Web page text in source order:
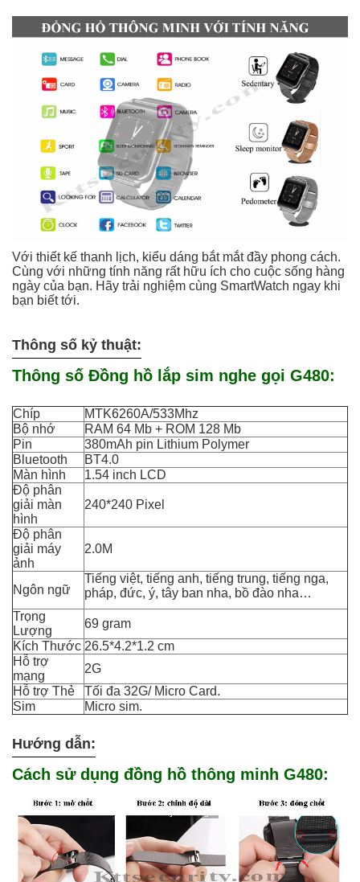
Với thiết kế thanh lịch, kiểu dáng bắt mắt đầy phong cách.
Cùng với những tính năng rất hữu ích cho cuộc sống hàng
ngày của bạn. Hãy trải nghiệm cùng SmartWatch ngay khi
bạn biết tới.
Thông số kỷ thuật:
Thông số Đồng hồ lắp sim nghe gọi G480:
Chíp
MTK6260A/533Mhz
Bộ nhớ
RAM 64 Mb + ROM 128 Mb
Pin
380mAh pin Lithium Polymer
Bluetooth
BT4.0
Màn hình
1.54 inch LCD
Độ phân
giải màn
hình
240*240 Pixel
Độ phân
giải máy
ảnh
2.0M
Ngôn ngữ
Tiếng việt, tiếng anh, tiếng trung, tiếng nga,
pháp, đức, ý, tây ban nha, bồ đào nha…
Trọng
Lượng
69 gram
Kích Thước 26.5*4.2*1.2 cm
Hỗ trợ
mạng
2G
Hỗ trợ Thẻ
Tối đa 32G/ Micro Card.
Sim
Micro sim.
Hướng dẫn:
Cách sử dụng đồng hồ thông minh G480: